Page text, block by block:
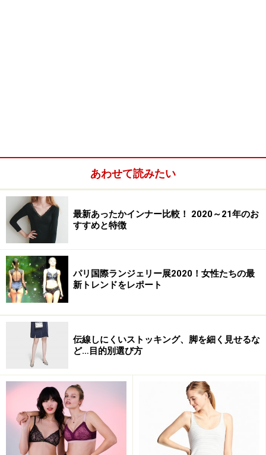
あわせて読みたい
最新あったかインナー比較！ 2020～21年のお
すすめと特徴
パリ国際ランジェリー展2020！女性たちの最
新トレンドをレポート
伝線しにくいストッキング、脚を細く見せるな
ど…目的別選び方